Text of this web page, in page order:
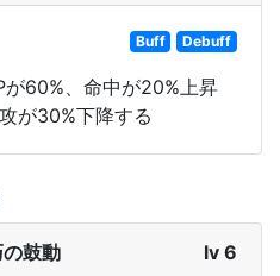
Buff Debuff
60%、命中が20%上昇
が30%下降する
鼓動 lv 6